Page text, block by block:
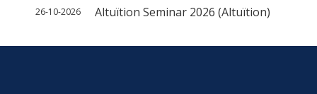
26-10-2026 Altuïtion Seminar 2026 (Altuïtion)